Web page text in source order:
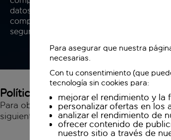
datos personales y siempre nos
comprometemos a mantenerlos
seguros.
Política de privacidad
Para obtener más información acerca de
siguientes iconos o descarga una copia
Para asegurar que nuestra
necesarias.
Con tu consentimiento (que
tecnología sin cookies para:
mejorar el rendimiento y la
personalizar ofertas en los
analizar el rendimiento de
ofrecer contenido de
nuestro sitio a través de